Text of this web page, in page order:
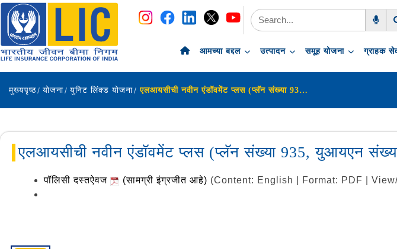
navigation
skip-to-content
आमच्या बद्दल उत्पादन समूह योजना ग्राहक
मुख्यपृष्ठ योजना युनिट लिंक्ड योजना एलआयसीची नवीन एंडॉवमेंट प्लस (प्लॅन संख्या 935, युआयएन संख्या 512L301V02)
एलआयसीची नवीन एंडॉवमेंट प्लस (प्लॅन संख्या 935, युआयएन
पॉलिसी दस्तऐवज (सामग्री इंग्रजीत आहे) (Content: English | Format: PDF |